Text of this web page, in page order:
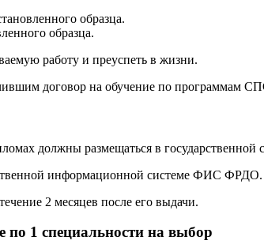
образца.
образца.
работу и преуспеть в жизни.
договор на обучение по программам
должны размещаться в
информационной системе ФИС ФРДО.
2 месяцев после его выдачи.
по 1 специальности на выбор